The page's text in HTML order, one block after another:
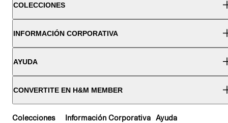
COLECCIONES
INFORMACIÓN CORPORATIVA
AYUDA
CONVERTITE EN H&M MEMBER
Colecciones Información Corporativa Ayuda